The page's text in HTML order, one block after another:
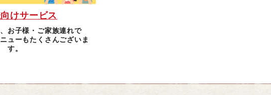
けサービス
お子様・ご家族連れで
ューもたくさんございま
す。